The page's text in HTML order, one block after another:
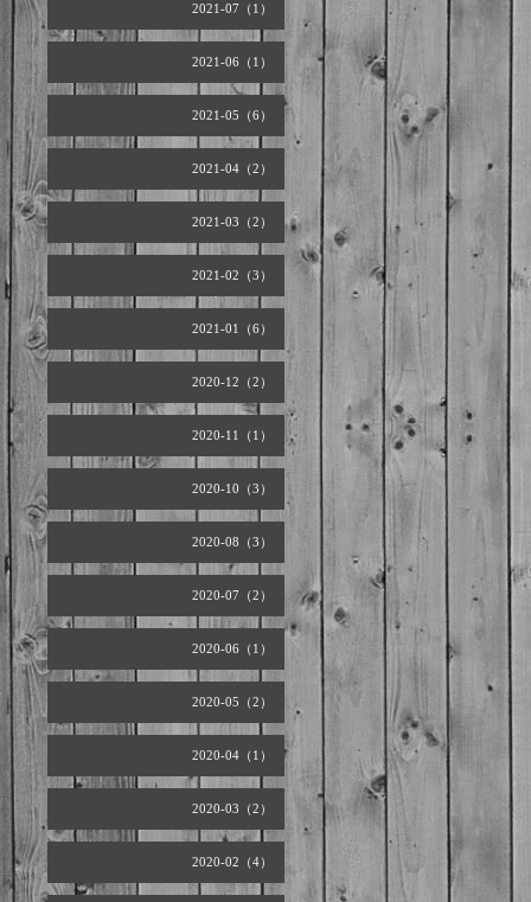
2021-07（1）
2021-06（1）
2021-05（6）
2021-04（2）
2021-03（2）
2021-02（3）
2021-01（6）
2020-12（2）
2020-11（1）
2020-10（3）
2020-08（3）
2020-07（2）
2020-06（1）
2020-05（2）
2020-04（1）
2020-03（2）
2020-02（4）